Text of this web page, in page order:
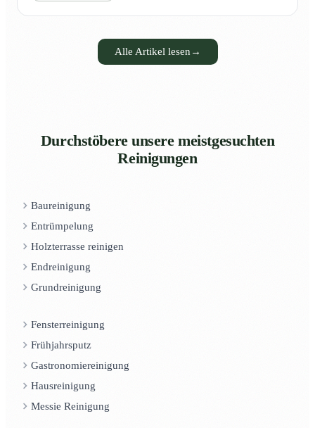
Alle Artikel lesen →
Durchstöbere unsere meistgesuchten
Reinigungen
Baureinigung
Entrümpelung
Holzterrasse reinigen
Endreinigung
Grundreinigung
Fensterreinigung
Frühjahrsputz
Gastronomiereinigung
Hausreinigung
Messie Reinigung